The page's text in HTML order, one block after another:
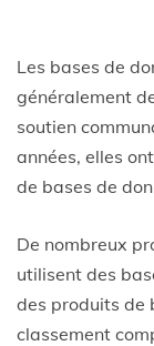
Les bases de
généralement
soutien
années, elles
de bases de
De nombreux
utilisent des
des produits de
classement